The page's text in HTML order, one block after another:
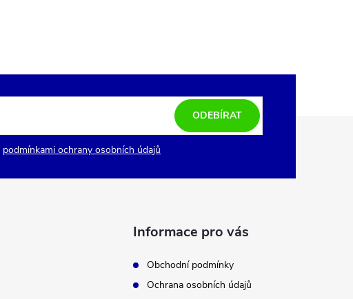
podmínkami ochrany osobních údajů
ODEBÍRAT
Informace pro vás
Obchodní podmínky
Ochrana osobních údajů